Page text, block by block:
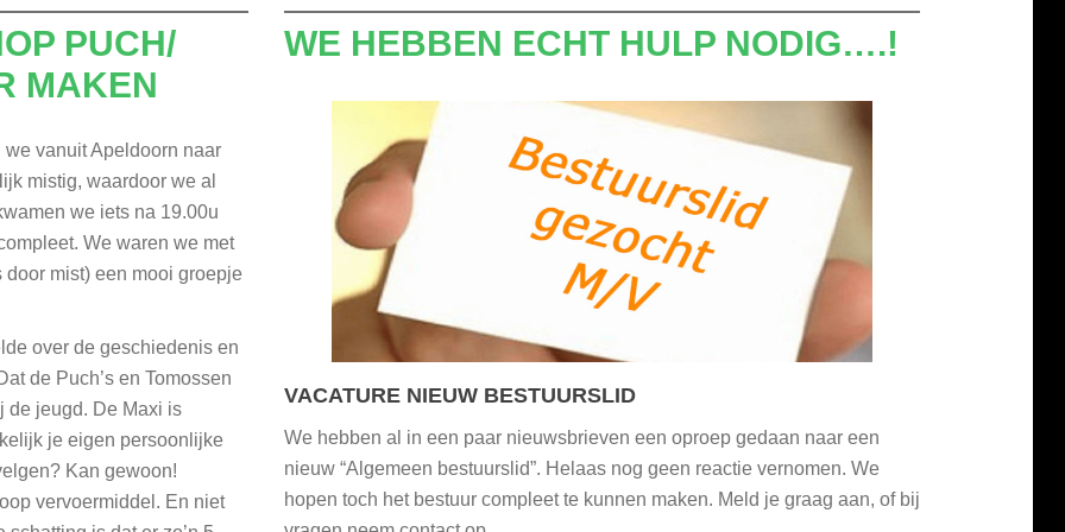
PUCH/
MAKEN
vanuit Apeldoorn naar
mistig, waardoor we al
we iets na 19.00u
We waren we met
door mist) een mooi groepje
over de geschiedenis en
de Puch’s en Tomossen
de jeugd. De Maxi is
je eigen persoonlijke
Kan gewoon!
vervoermiddel. En niet
WE HEBBEN ECHT HULP NODIG….!
VACATURE NIEUW BESTUURSLID
We hebben al in een paar nieuwsbrieven een oproep gedaan naar een
nieuw “Algemeen bestuurslid”. Helaas nog geen reactie vernomen. We
hopen toch het bestuur compleet te kunnen maken. Meld je graag aan, of bij